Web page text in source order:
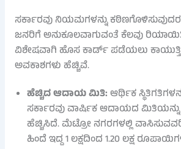
ಸರ್ಕಾರವು ನಿಯಮಗಳನ್ನು
ಜನರಿಗೆ ಅನುಕೂಲವಾಗುವಂತೆ ಕೆಲವು
ವಿಶೇಷವಾಗಿ ಹೊಸ ಕಾರ್ಡ್ ಪಡೆಯಲು
ಅವಕಾಶಗಳು ಹೆಚ್ಚಿವೆ.
ಹೆಚ್ಚಿದ ಆದಾಯ ಮಿತಿ:ಆರ್ಥಿಕ
ಸರ್ಕಾರವು ವಾರ್ಷಿಕ ಆದಾಯದ ಮಿತಿಯನ್ನು
ಹೆಚ್ಚಿಸಿದೆ. ಮೆಟ್ರೋ ನಗರಗಳಲ್ಲಿ
ಹಿಂದೆ ಇದ್ದ 1 ಲಕ್ಷದಿಂದ 1.20 ಲಕ್ಷ